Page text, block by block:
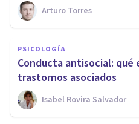
Arturo Torres
PSICOLOGÍA
Conducta antisocial:
trastornos asociados
Isabel Rovira Salvador